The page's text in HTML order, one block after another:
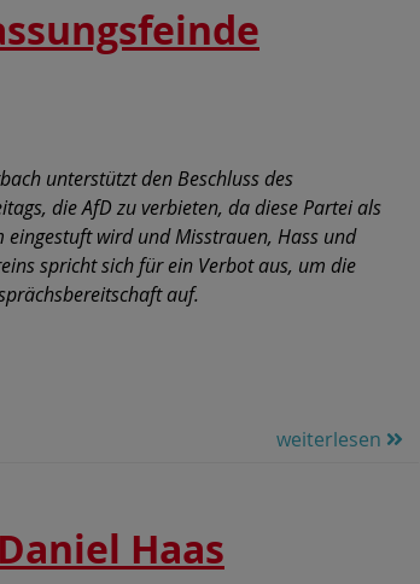
unterstützt den Beschluss des
die AfD zu verbieten, da diese Partei als
eingestuft wird und Misstrauen, Hass und
spricht sich für ein Verbot aus, um die
auf.
weiterlesen
Haas